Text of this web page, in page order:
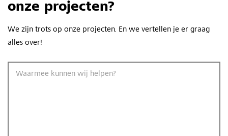
onze projecten?
We zijn trots op onze projecten. En we vertellen je er graag
alles over!
Waarmee kunnen wij helpen?